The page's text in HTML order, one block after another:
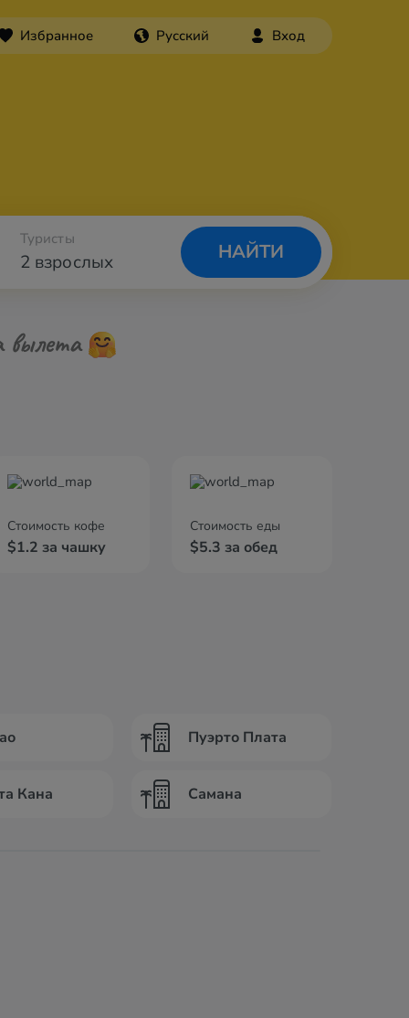
Избранное Русский Вход
2 взрослых
Туристы
НАЙТИ
вылета
Стоимость кофе
$1.2 за чашку
Стоимость еды
$5.3 за обед
Кана
Пуэрто Плата
Самана